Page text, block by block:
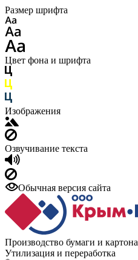
Размер шрифта
Цвет фона и шрифта
Изображения
Озвучивание текста
Обычная версия сайта
Производство бумаги и картона
Утилизация и переработка